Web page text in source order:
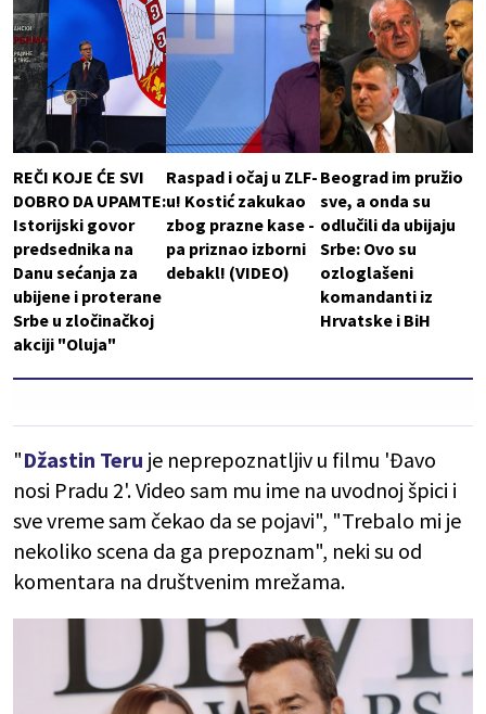
REČI KOJE ĆE SVI
DOBRO DA UPAMTE:
Istorijski govor
predsednika na
Danu sećanja za
ubijene i proterane
Srbe u zločinačkoj
akciji "Oluja"
Raspad i očaj u ZLF-
u! Kostić zakukao
zbog prazne kase -
pa priznao izborni
debakl! (VIDEO)
Beograd im pružio
sve, a onda su
odlučili da ubijaju
Srbe: Ovo su
ozloglašeni
komandanti iz
Hrvatske i BiH
"Džastin Teru je neprepoznatljiv u filmu 'Đavo
nosi Pradu 2'. Video sam mu ime na uvodnoj špici i
sve vreme sam čekao da se pojavi", "Trebalo mi je
nekoliko scena da ga prepoznam", neki su od
komentara na društvenim mrežama.